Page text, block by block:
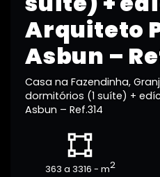
Arquiteto
Asbun –
Casa na Fazendinha,
dormitórios (1 suíte) +
Asbun – Ref.314
363 a 3316 - m2